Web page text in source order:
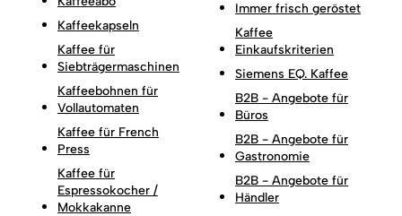
Kaffeekapseln
Kaffee für
Siebträgermaschinen
Kaffeebohnen für
Vollautomaten
Kaffee für French
Press
Kaffee für
Espressokocher /
Mokkakanne
Immer frisch geröstet
Kaffee
Einkaufskriterien
Siemens EQ. Kaffee
B2B - Angebote für
Büros
B2B - Angebote für
Gastronomie
B2B - Angebote für
Händler